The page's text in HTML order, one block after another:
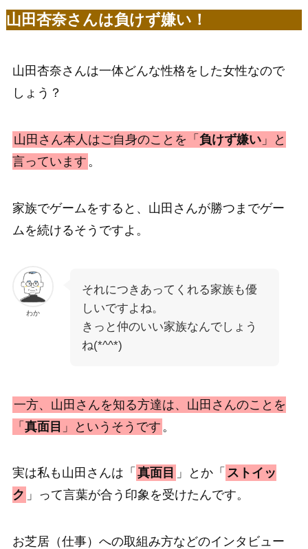
山田杏奈さんは負けず嫌い！
山田杏奈さんは一体どんな性格をした女性なので
しょう？
山田さん本人はご自身のことを「 負けず嫌い」と
言っています 。
家族でゲームをすると、山田さんが勝つまでゲー
ムを続けるそうですよ。
わか
それにつきあってくれる家族も優
しいですよね。
きっと仲のいい家族なんでしょう
ね(*^^*)
一方、山田さんを知る方達は、山田さんのことを
「 真面目 」というそうです 。
実は私も山田さんは「 真面目 」とか「 ストイッ
ク 」って言葉が合う印象を受けたんです。
お芝居（仕事）への取組み方などのインタビュー